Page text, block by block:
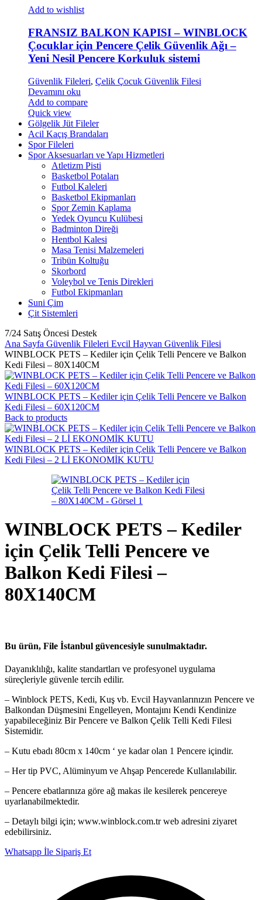
Add to wishlist
FRANSIZ BALKON KAPISI – WINBLOCK
Çocuklar için Pencere Çelik Güvenlik Ağı –
Yeni Nesil Pencere Korkuluk sistemi
Güvenlik Fileleri, Çelik Çocuk Güvenlik Filesi
Devamını oku
Add to compare
Quick view
Gölgelik Jüt Fileler
Acil Kaçış Brandaları
Spor Fileleri
Spor Aksesuarları ve Yapı Hizmetleri
Atletizm Pisti
Basketbol Potaları
Futbol Kaleleri
Basketbol Ekipmanları
Spor Zemin Kaplama
Yedek Oyuncu Kulübesi
Badminton Direği
Hentbol Kalesi
Masa Tenisi Malzemeleri
Tribün Koltuğu
Skorbord
Voleybol ve Tenis Direkleri
Futbol Ekipmanları
Suni Çim
Çit Sistemleri
7/24 Satış Öncesi Destek
Ana Sayfa Güvenlik Fileleri Evcil Hayvan Güvenlik Filesi
WINBLOCK PETS – Kediler için Çelik Telli Pencere ve Balkon
Kedi Filesi – 80X140CM
WINBLOCK PETS – Kediler için Çelik Telli Pencere ve Balkon
Kedi Filesi – 60X120CM
Back to products
WINBLOCK PETS – Kediler için Çelik Telli Pencere ve Balkon
Kedi Filesi – 2 Lİ EKONOMİK KUTU
WINBLOCK PETS – Kediler
için Çelik Telli Pencere ve
Balkon Kedi Filesi –
80X140CM
Bu ürün, File İstanbul güvencesiyle sunulmaktadır.
Dayanıklılığı, kalite standartları ve profesyonel uygulama
süreçleriyle güvenle tercih edilir.
– Winblock PETS, Kedi, Kuş vb. Evcil Hayvanlarınızın Pencere ve
Balkondan Düşmesini Engelleyen, Montajını Kendi Kendinize
yapabileceğiniz Bir Pencere ve Balkon Çelik Telli Kedi Filesi
Sistemidir.
– Kutu ebadı 80cm x 140cm ‘ ye kadar olan 1 Pencere içindir.
– Her tip PVC, Alüminyum ve Ahşap Pencerede Kullanılabilir.
– Pencere ebatlarınıza göre ağ makas ile kesilerek pencereye
uyarlanabilmektedir.
– Detaylı bilgi için; www.winblock.com.tr web adresini ziyaret
edebilirsiniz.
Whatsapp İle Sipariş Et